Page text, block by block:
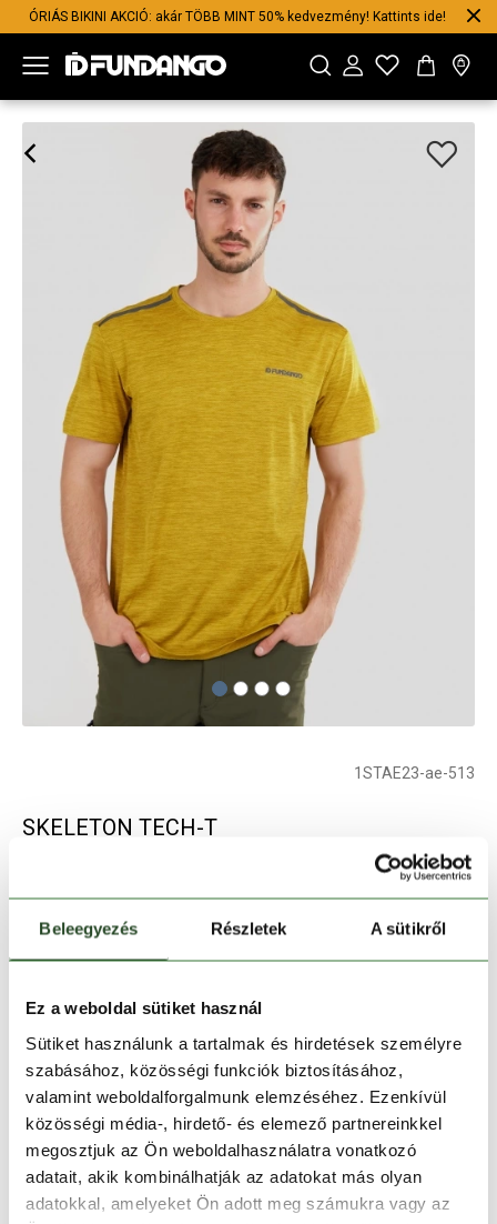
Beleegyezés Részletek A sütikről
Ez a weboldal sütiket használ
Sütiket használunk a tartalmak és hirdetések személyre
szabásához, közösségi funkciók biztosításához,
valamint weboldalforgalmunk elemzéséhez. Ezenkívül
közösségi média-, hirdető- és elemező partnereinkkel
megosztjuk az Ön weboldalhasználatra vonatkozó
adatait, akik kombinálhatják az adatokat más olyan
adatokkal, amelyeket Ön adott meg számukra vagy az
ÓRIÁS BIKINI AKCIÓ: akár TÖBB MINT 50% kedvezmény! Kattints ide!
TERMÉKLEÍRÁS
1STAE23-ae-513
SKELETON TECH-T
Szín: sárga
30 napos visszaküldés
1-2 munkanapos szállítás